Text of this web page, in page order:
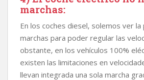
marchas:
En los coches diesel, solemos ver la
marchas para poder regular las
obstante, en los vehículos 100%
existen las limitaciones en
llevan integrada una sola marcha